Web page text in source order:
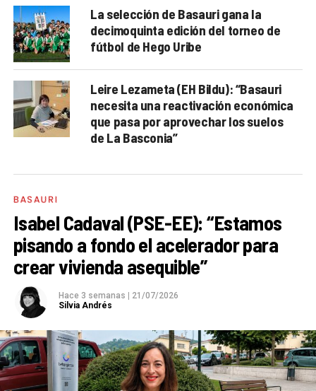
La selección de Basauri gana la
decimoquinta edición del torneo de
fútbol de Hego Uribe
Leire Lezameta (EH Bildu): “Basauri
necesita una reactivación económica
que pasa por aprovechar los suelos
de La Basconia”
BASAURI
Isabel Cadaval (PSE-EE): “Estamos
pisando a fondo el acelerador para
crear vivienda asequible”
Hace 3 semanas
21/07/2026
Silvia Andrés